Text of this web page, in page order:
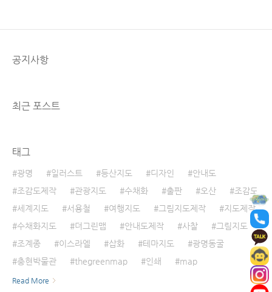
공지사항
최근 포스트
태그
광명 일러스트 등산지도 디자인
안내도
조감도제작
관광지도 수채화 출판 오산
조감도
세계지도
서용철 여행지도 그림지도제작
지도제작
수채화지도
더그린맵 안내도제작 사찰
그림지도
조계종
이스라엘 삽화 테마지도
광명동굴
충현박물관
thegreenmap 인쇄 map
Read More